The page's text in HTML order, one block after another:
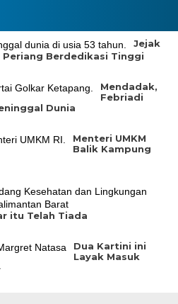
Jejak
Periang Berdedikasi Tinggi
Mendadak,
Febriadi
Dunia
Menteri UMKM
Balik Kampung
itu Telah Tiada
Dua Kartini ini
Layak Masuk